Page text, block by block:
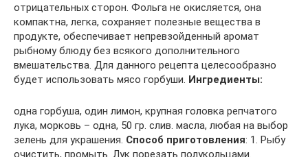
отрицательных сторон. Фольга не окисляется, она
компактна, легка, сохраняет полезные вещества в
продукте, обеспечивает непревзойденный аромат
рыбному блюду без всякого дополнительного
вмешательства. Для данного рецепта целесообразно
будет использовать мясо горбуши. Ингредиенты:
одна горбуша, один лимон, крупная головка репчатого
лука, морковь – одна, 50 гр. слив. масла, любая на выбор
зелень для украшения. Способ приготовления: 1. Рыбу
очистить, промыть. Лук порезать полукольцами.